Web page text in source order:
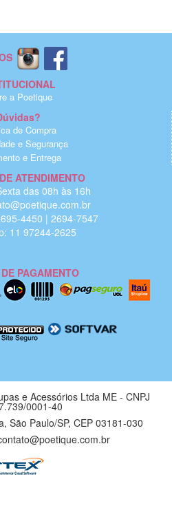
a Poetique
de Compra
e Segurança
e Entrega
ATENDIMENTO
das 08h às 16h
4450 | 2694-7547
11 97244-2625
PAGAMENTO
e Acessórios Ltda ME - CNPJ
0001-40
São Paulo/SP, CEP 03181-030